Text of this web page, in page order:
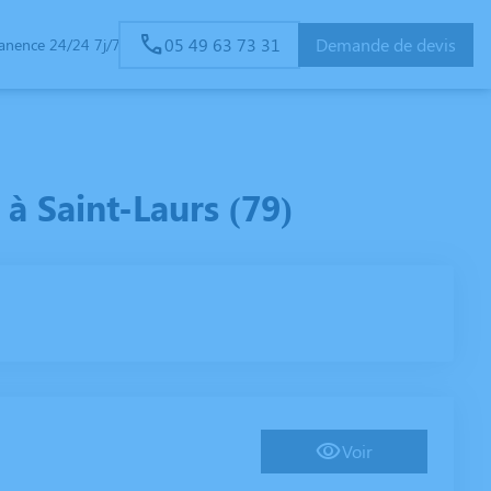
24/24 7j/7 05 49 63 73 31 Demande de devis
Saint-Laurs (79)
Voir